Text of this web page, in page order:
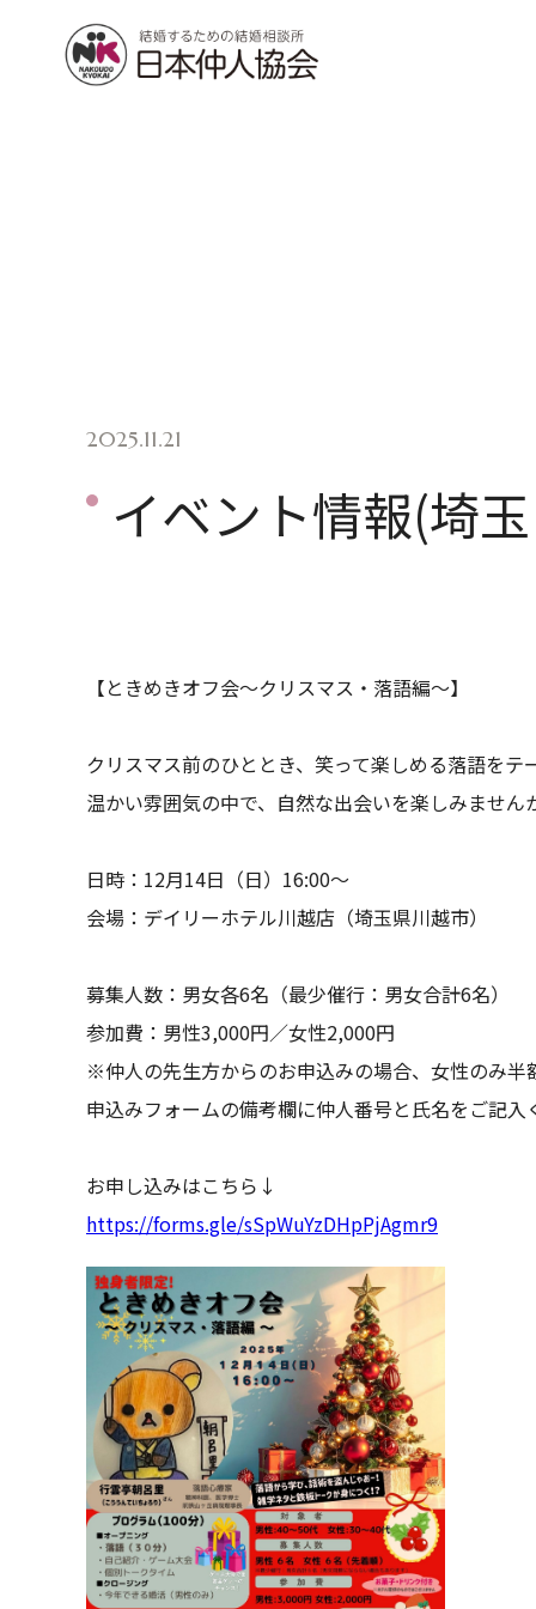
2025.11.21
イベント情報(
【ときめきオフ会〜クリスマス・落語編〜】
クリスマス前のひととき、笑って楽しめる落語を
温かい雰囲気の中で、自然な出会いを楽しみません
日時：12月14日（日）16:00〜
会場：デイリーホテル川越店（埼玉県川越市）
募集人数：男女各6名（最少催行：男女合計6名）
参加費：男性3,000円／女性2,000円
※仲人の先生方からのお申込みの場合、女性のみ半
申込みフォームの備考欄に仲人番号と氏名をご記入
お申し込みはこちら↓
https://forms.gle/sSpWuYzDHpPjAgmr9